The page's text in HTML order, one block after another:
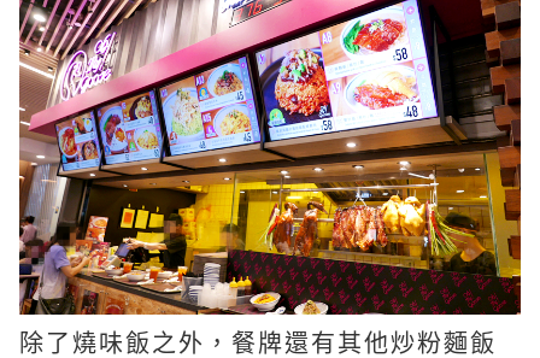
除了燒味飯之外，餐牌還有其他炒粉麵飯